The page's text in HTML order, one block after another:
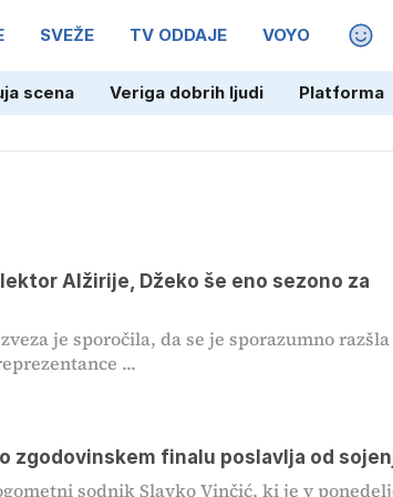
SVEŽE TV ODDAJE VOYO
scena Veriga dobrih ljudi Platforma
Alžirije, Džeko še eno sezono za
je sporočila, da se je sporazumno razšla
...
zgodovinskem finalu poslavlja od
sodnik Slavko Vinčić, ki je v